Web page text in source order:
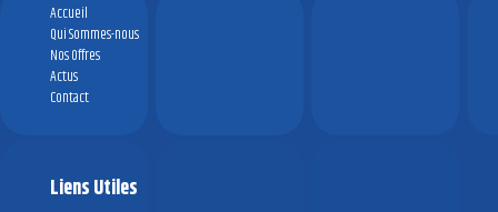
Accueil
Qui Sommes-nous
Nos Offres
Actus
Contact
Liens Utiles